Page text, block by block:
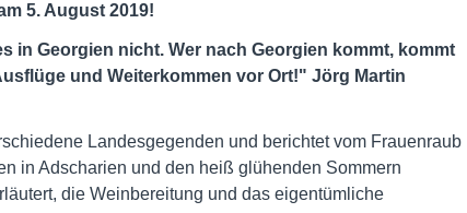
5. August 2019!
in Georgien nicht. Wer nach Georgien kommt, kommt
und Weiterkommen vor Ort!" Jörg Martin
Landesgegenden und berichtet vom Frauenraub
in Adscharien und den heiß glühenden Sommern
die Weinbereitung und das eigentümliche